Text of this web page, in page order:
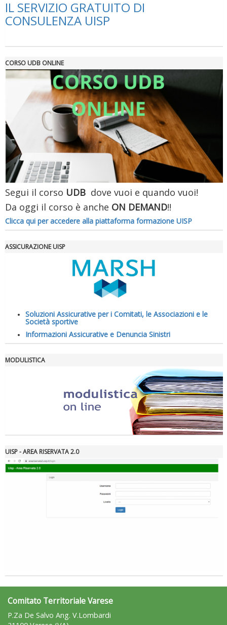
Ddl Lobby, Uisp: “Il Parlamento valorizzi le nostre specificità"
La formazione Uisp rallenta ma prosegue anche in estate
Tiziano Pesce nel Cda di Fondazione Terzjus: prima riunione a
IL SERVIZIO GRATUITO DI
CONSULENZA UISP
CORSO UDB ONLINE
Segui il corso UDB dove vuoi e quando vuoi!
Da oggi il corso è anche ON DEMAND!!
Clicca qui per accedere alla piattaforma formazione UISP
ASSICURAZIONE UISP
Soluzioni Assicurative per i Comitati, le Associazioni e le
Società sportive
Informazioni Assicurative e Denuncia Sinistri
MODULISTICA
UISP - AREA RISERVATA 2.0
Comitato Territoriale Varese
P.Za De Salvo Ang. V.Lombardi